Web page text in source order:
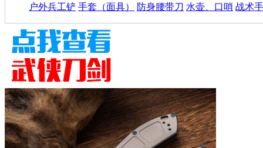
户外兵工铲 手套（面具） 防身腰带刀 水壶、口哨 战术